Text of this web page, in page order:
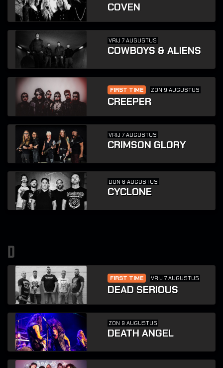
COVEN
VRIJ 7 AUGUSTUS
COWBOYS & ALIENS
FIRST TIME ZON 9 AUGUSTUS
CREEPER
VRIJ 7 AUGUSTUS
CRIMSON GLORY
DON 6 AUGUSTUS
CYCLONE
d
FIRST TIME VRIJ 7 AUGUSTUS
DEAD SERIOUS
ZON 9 AUGUSTUS
DEATH ANGEL